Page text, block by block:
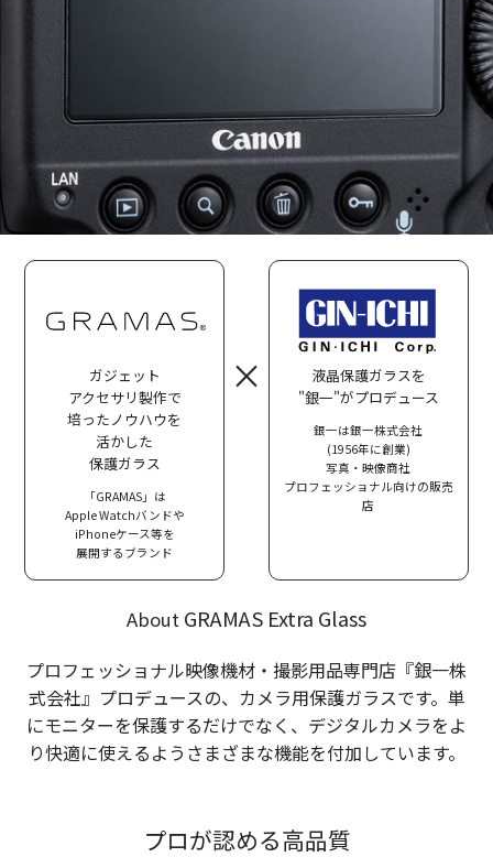
ガジェット
アクセサリ製作で
培ったノウハウを
活かした
保護ガラス
「GRAMAS」は
Apple Watchバンドや
iPhoneケース等を
展開するブランド
×
液晶保護ガラスを
"銀一"がプロデュース
銀一は銀一株式会社
(1956年に創業)
写真・映像商社
プロフェッショナル向けの販売
店
About GRAMAS Extra Glass
プロフェッショナル映像機材・撮影用品専門店『銀一株
式会社』プロデュースの、カメラ用保護ガラスです。単
にモニターを保護するだけでなく、デジタルカメラをよ
り快適に使えるようさまざまな機能を付加しています。
プロが認める高品質